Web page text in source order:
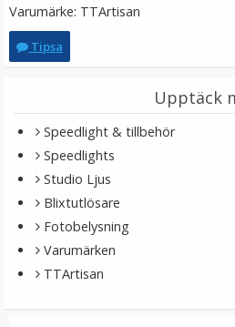
JJC Batteri &
Varumärke: TTArtisan
Tipsa
Upptäck
Speedlight & tillbehör
Speedlights
Studio Ljus
Blixtutlösare
Fotobelysning
Varumärken
TTArtisan